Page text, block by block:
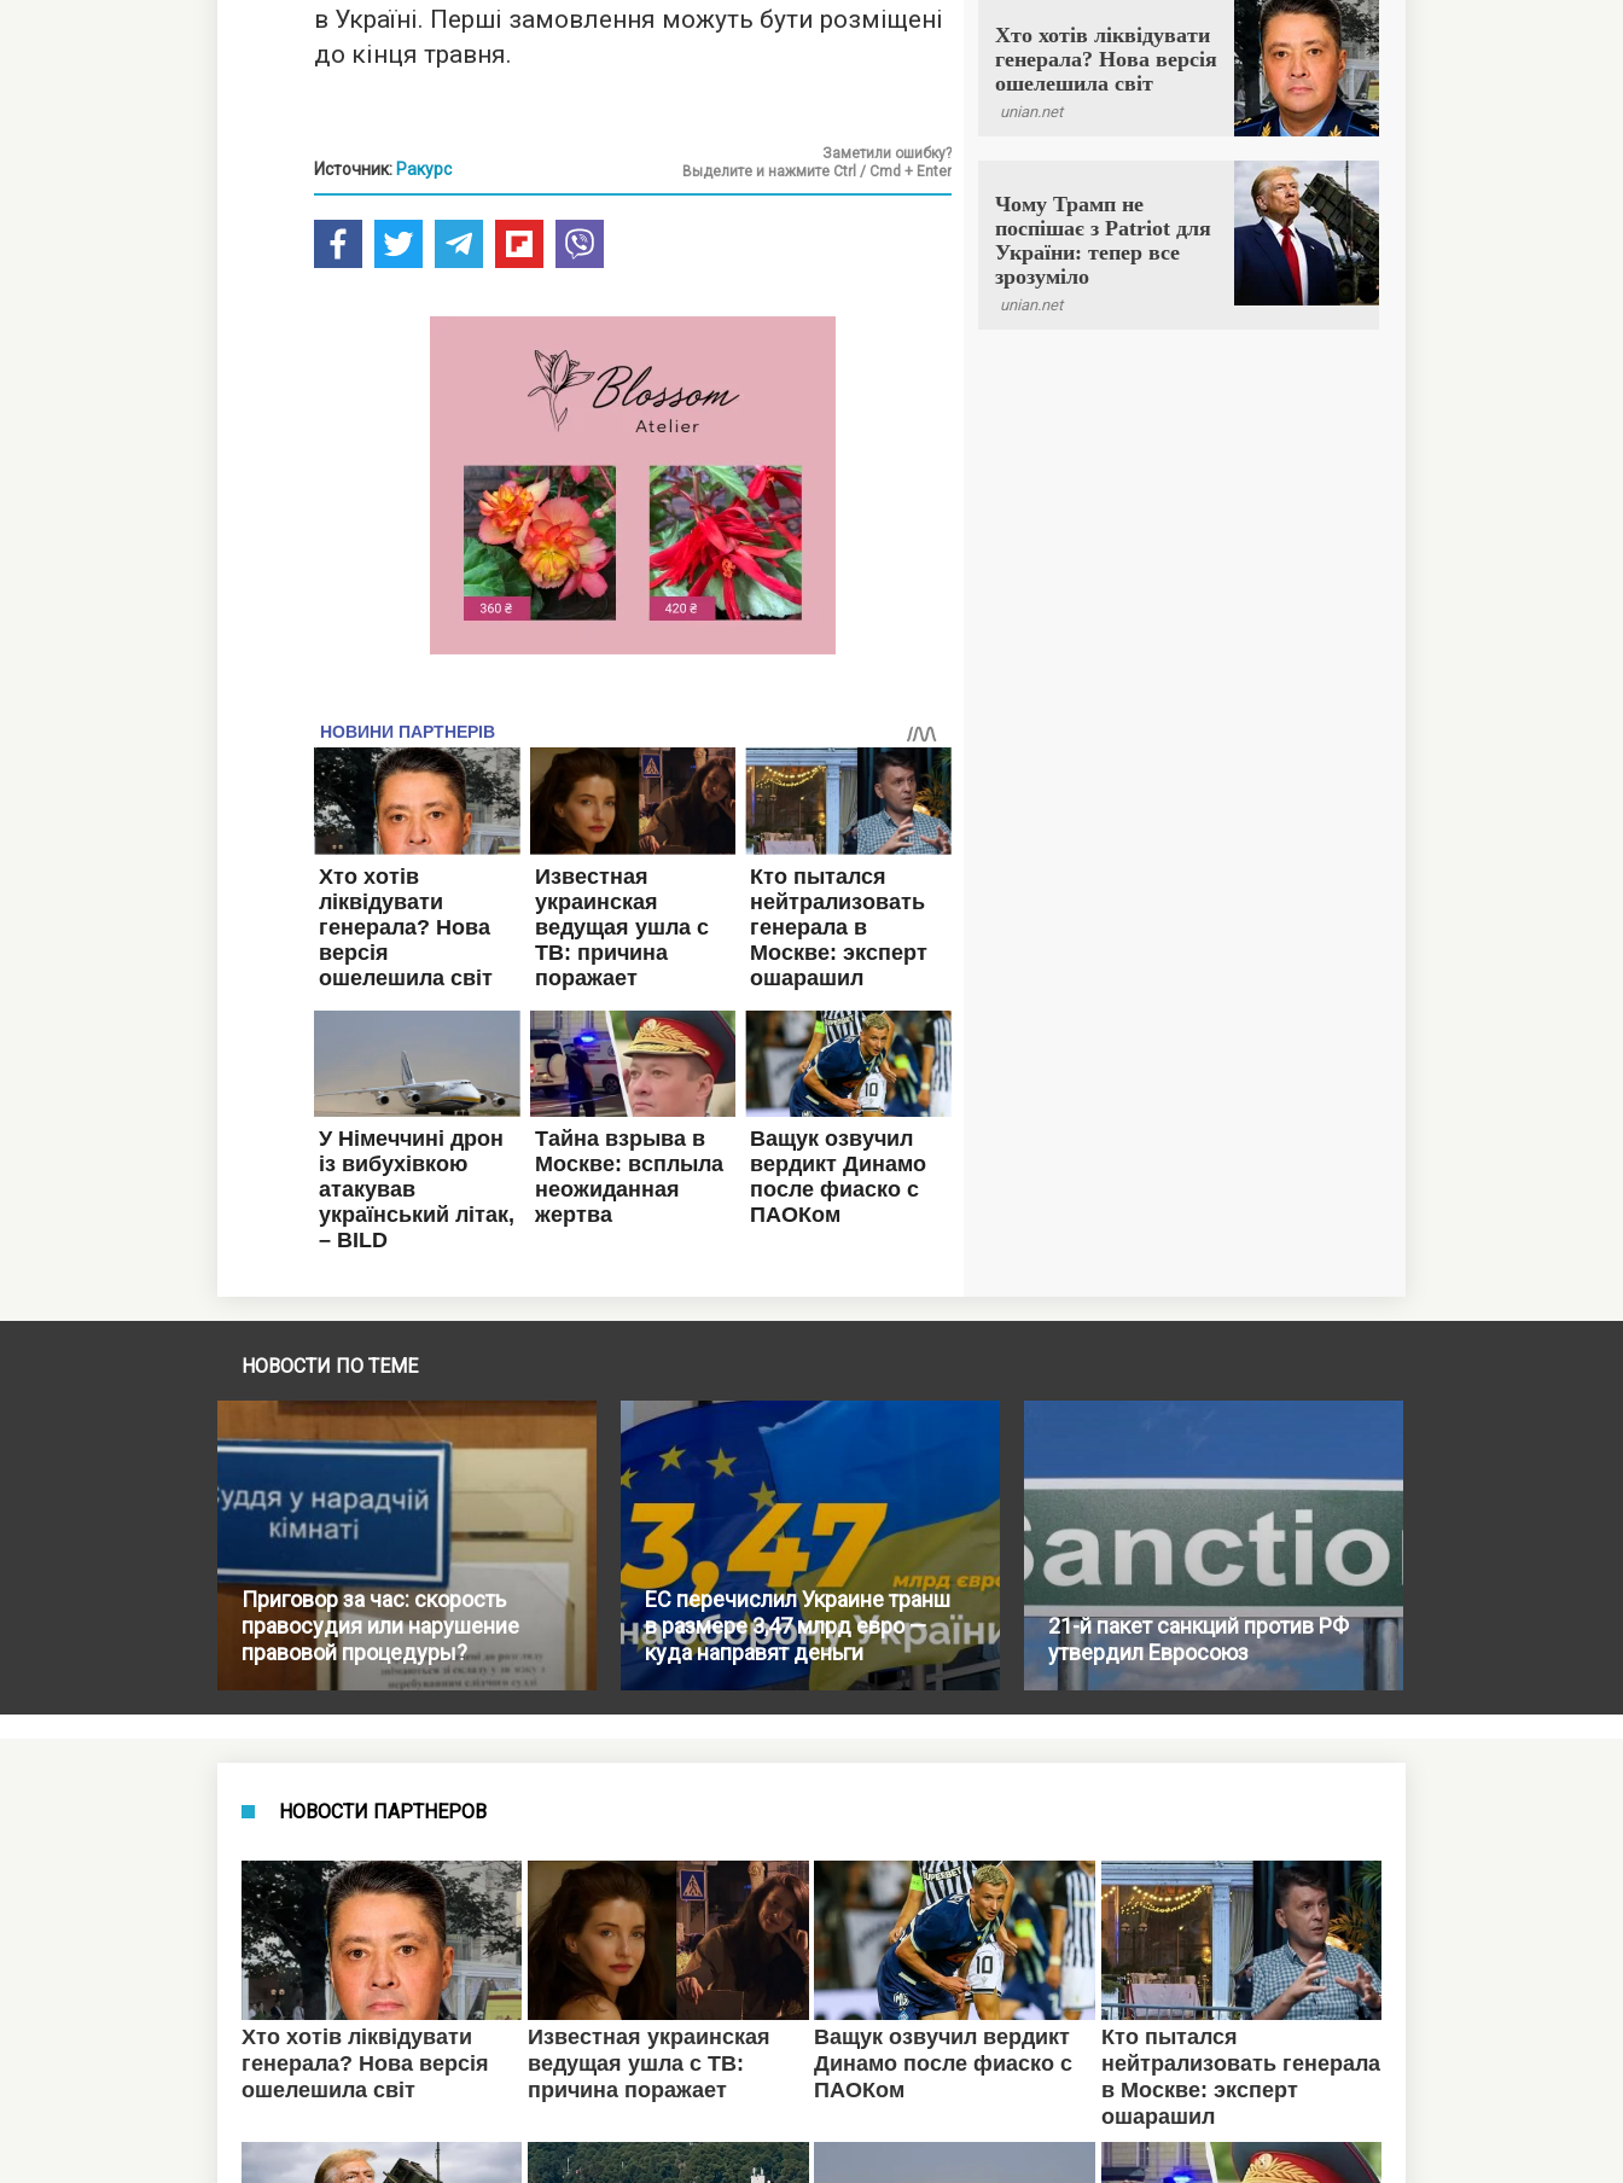
в Україні. Перші замовлення можуть бути розміщені
до кінця травня.
Источник: Ракурс
Заметили ошибку?
Выделите и нажмите Ctrl / Cmd + Enter
НОВОСТИ ПО ТЕМЕ
Приговор за час: скорость
правосудия или нарушение
правовой процедуры?
ЕС перечислил Украине транш
в размере 3,47 млрд евро —
куда направят деньги
21-й пакет санкций против РФ
утвердил Евросоюз
НОВОСТИ ПАРТНЕРОВ